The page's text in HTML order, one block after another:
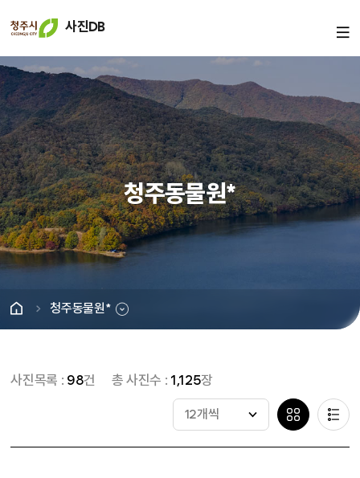
사진DB
청주동물원*
청주동물원*
사진목록 : 98건 총 사진수 : 1,125장
12개씩